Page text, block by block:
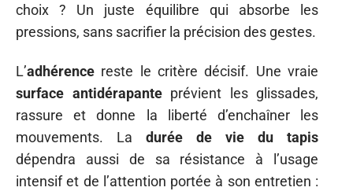
choix ? Un juste équilibre qui absorbe les
pressions, sans sacrifier la précision des gestes.
L’adhérence reste le critère décisif. Une vraie
surface antidérapanteprévient les glissades,
rassure et donne la liberté d’enchaîner les
mouvements. La durée de vie du tapis
dépendra aussi de sa résistance à l’usage
intensif et de l’attention portée à son entretien :